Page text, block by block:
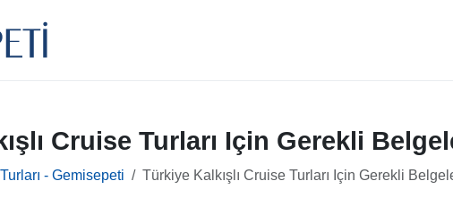
Cruise Turları Için Gerekli
- Gemisepeti Türkiye Kalkışlı Cruise Turları Için Gerekli